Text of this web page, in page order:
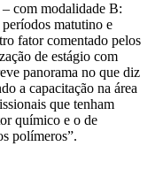
com modalidade B:
matutino e
fator comentado pelos
de estágio com
panorama no que diz
a capacitação na área
que tenham
químico e o de
polímeros”.